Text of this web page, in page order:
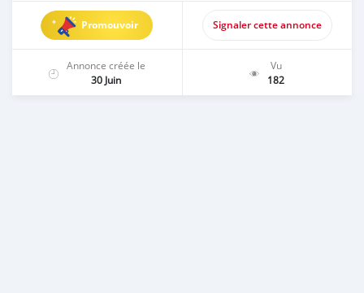
Promouvoir Signaler cette annonce
Annonce créée le
30 Juin
Vu
182